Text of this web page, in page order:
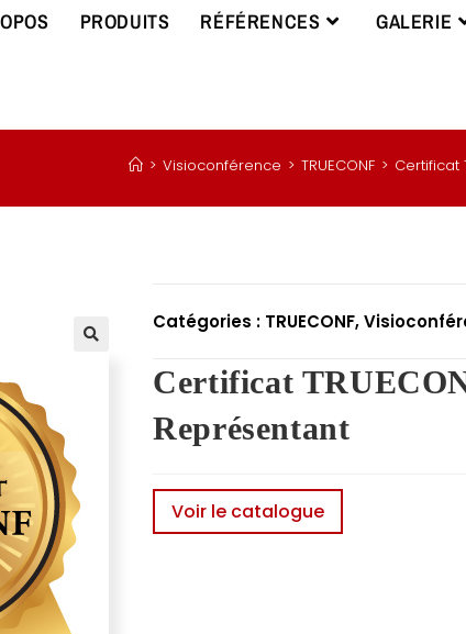
PRODUITS RÉFÉRENCES GALERIE
> Visioconférence > TRUECONF > Certificat
Catégories : TRUECONF,
Certificat
Représentant
Voir le catalogue